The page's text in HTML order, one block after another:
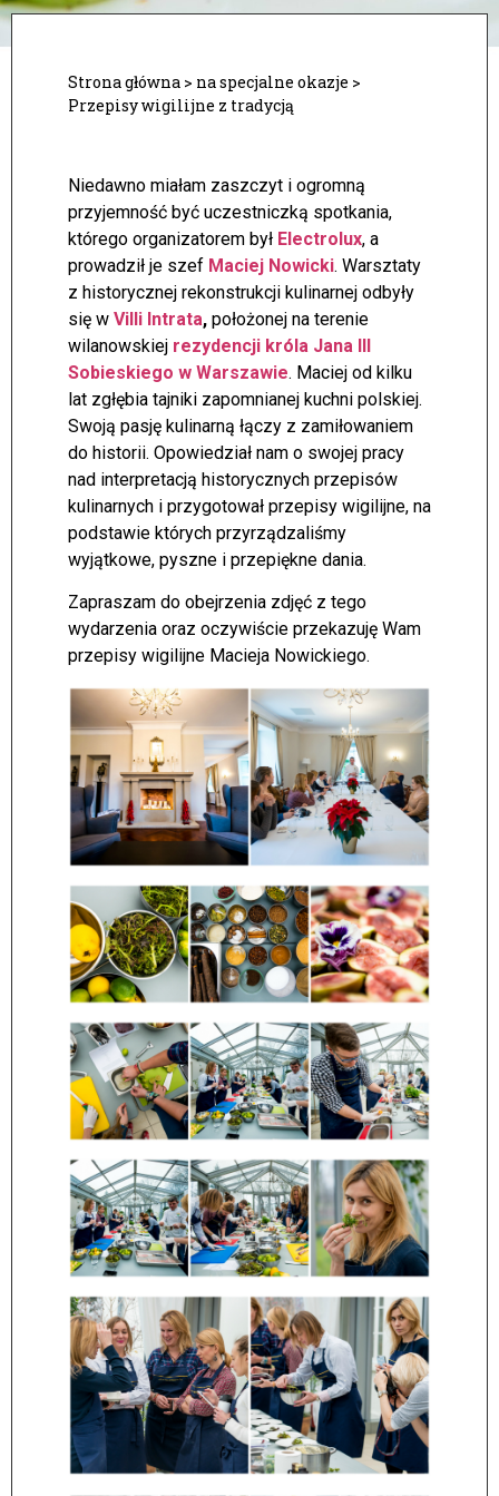
Strona główna > na specjalne okazje >
Przepisy wigilijne z tradycją
Niedawno miałam zaszczyt i ogromną
przyjemność być uczestniczką spotkania,
którego organizatorem był Electrolux, a
prowadził je szef Maciej Nowicki. Warsztaty
z historycznej rekonstrukcji kulinarnej odbyły
się w Villi Intrata, położonej na terenie
wilanowskiej rezydencji króla Jana III
Sobieskiego w Warszawie. Maciej od kilku
lat zgłębia tajniki zapomnianej kuchni polskiej.
Swoją pasję kulinarną łączy z zamiłowaniem
do historii. Opowiedział nam o swojej pracy
nad interpretacją historycznych przepisów
kulinarnych i przygotował przepisy wigilijne, na
podstawie których przyrządzaliśmy
wyjątkowe, pyszne i przepiękne dania.
Zapraszam do obejrzenia zdjęć z tego
wydarzenia oraz oczywiście przekazuję Wam
przepisy wigilijne Macieja Nowickiego.